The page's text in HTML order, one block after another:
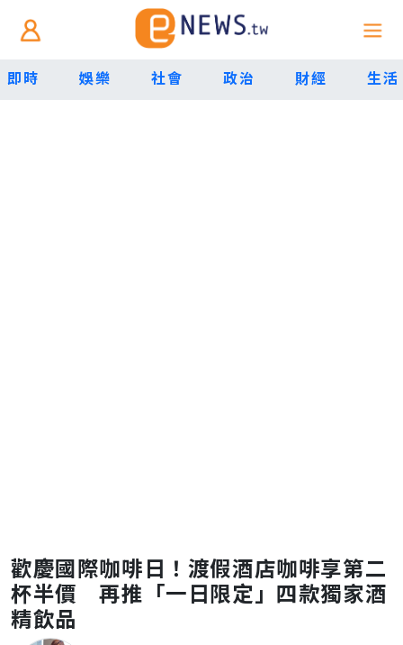
即時 娛樂 社會 政治 財經 生活
歡慶國際咖啡日！渡假酒店咖啡享第二
杯半價 再推「一日限定」四款獨家酒
精飲品